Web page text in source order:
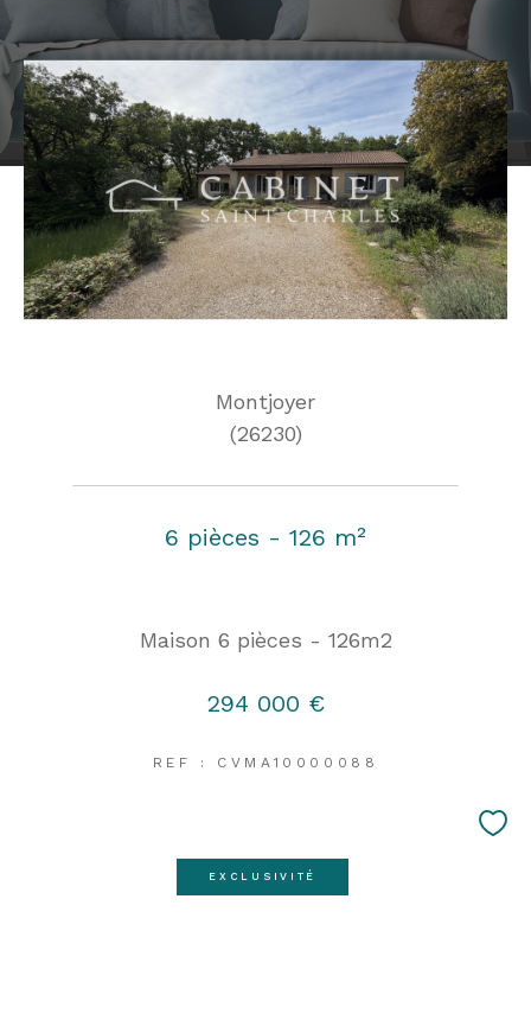
Montjoyer
(26230)
6 pièces - 126 m²
Maison 6 pièces - 126m2
294 000 €
REF : CVMA10000088
EXCLUSIVITÉ